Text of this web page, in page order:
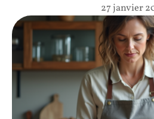
27 janvier